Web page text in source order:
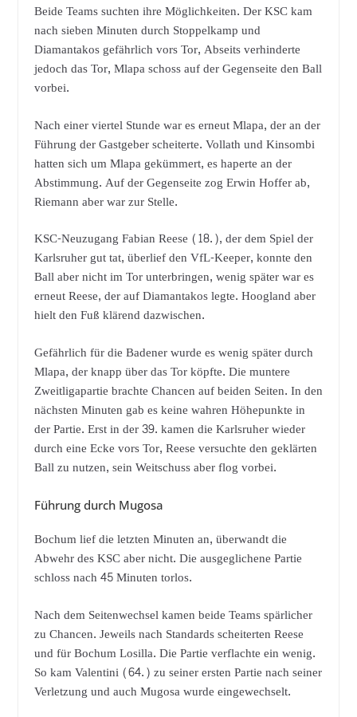
Beide Teams suchten ihre Möglichkeiten. Der KSC kam
nach sieben Minuten durch Stoppelkamp und
Diamantakos gefährlich vors Tor, Abseits verhinderte
jedoch das Tor, Mlapa schoss auf der Gegenseite den Ball
vorbei.
Nach einer viertel Stunde war es erneut Mlapa, der an der
Führung der Gastgeber scheiterte. Vollath und Kinsombi
hatten sich um Mlapa gekümmert, es haperte an der
Abstimmung. Auf der Gegenseite zog Erwin Hoffer ab,
Riemann aber war zur Stelle.
KSC-Neuzugang Fabian Reese (18.), der dem Spiel der
Karlsruher gut tat, überlief den VfL-Keeper, konnte den
Ball aber nicht im Tor unterbringen, wenig später war es
erneut Reese, der auf Diamantakos legte. Hoogland aber
hielt den Fuß klärend dazwischen.
Gefährlich für die Badener wurde es wenig später durch
Mlapa, der knapp über das Tor köpfte. Die muntere
Zweitligapartie brachte Chancen auf beiden Seiten. In den
nächsten Minuten gab es keine wahren Höhepunkte in
der Partie. Erst in der 39. kamen die Karlsruher wieder
durch eine Ecke vors Tor, Reese versuchte den geklärten
Ball zu nutzen, sein Weitschuss aber flog vorbei.
Führung durch Mugosa
Bochum lief die letzten Minuten an, überwandt die
Abwehr des KSC aber nicht. Die ausgeglichene Partie
schloss nach 45 Minuten torlos.
Nach dem Seitenwechsel kamen beide Teams spärlicher
zu Chancen. Jeweils nach Standards scheiterten Reese
und für Bochum Losilla. Die Partie verflachte ein wenig.
So kam Valentini (64.) zu seiner ersten Partie nach seiner
Verletzung und auch Mugosa wurde eingewechselt.